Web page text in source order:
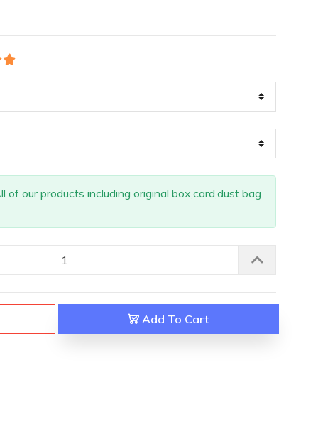
of our products including original box,card,dust bag
Add To Cart